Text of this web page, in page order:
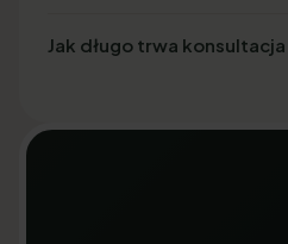
Jak długo trwa